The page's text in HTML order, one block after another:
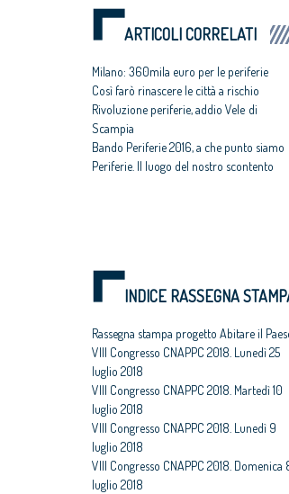
ARTICOLI CORRELATI
Milano: 360mila euro per le periferie
Così farò rinascere le città a rischio
Rivoluzione periferie, addio Vele di
Scampia
Bando Periferie 2016, a che punto siamo
Periferie. Il luogo del nostro scontento
INDICE RASSEGNA
Rassegna stampa progetto Abitare il
VIII Congresso CNAPPC 2018. Lunedì 25
luglio 2018
VIII Congresso CNAPPC 2018. Martedì 10
luglio 2018
VIII Congresso CNAPPC 2018. Lunedì 9
luglio 2018
VIII Congresso CNAPPC 2018. Domenica
luglio 2018